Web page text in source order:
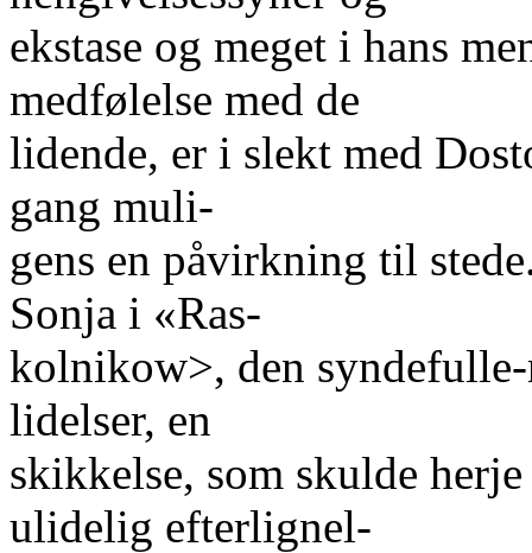
ekstase og meget i hans
medfølelse med de
lidende, er i slekt med
gang muli-
gens en påvirkning til
Sonja i «Ras-
kolnikow>, den
lidelser, en
skikkelse, som skulde
ulidelig efterlignel-